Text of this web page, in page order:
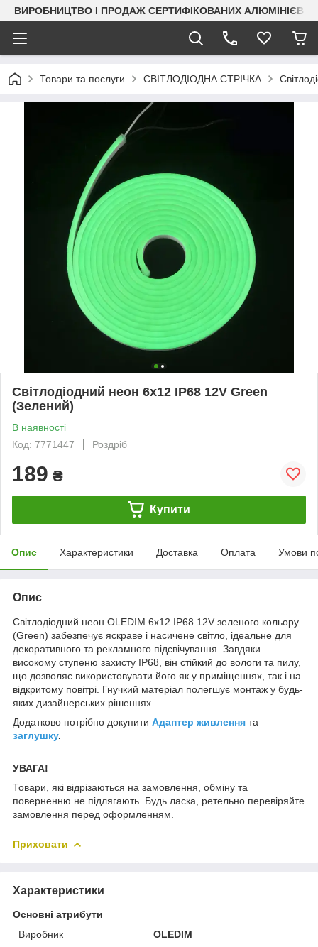
ВИРОБНИЦТВО І ПРОДАЖ СЕРТИФІКОВАНИХ
Товари та послуги СВІТЛОДІОДНА СТРІЧКА
Світлодіодний неон 6x12 IP68 12V Green
(Зелений)
В наявності
Код: 7771447
Роздріб
189 ₴
Купити
Опис Характеристики Доставка Оплата Умови
Опис
Світлодіодний неон OLEDIM 6x12 IP68 12V зеленого кольору
(Green) забезпечує яскраве і насичене світло, ідеальне для
декоративного та рекламного підсвічування. Завдяки
високому ступеню захисту IP68, він стійкий до вологи та пилу,
що дозволяє використовувати його як у приміщеннях, так і на
відкритому повітрі. Гнучкий матеріал полегшує монтаж у будь-
яких дизайнерських рішеннях.
Додатково потрібно докупити Адаптер живлення та
заглушку.
УВАГА!
Товари, які відрізаються на замовлення, обміну та
поверненню не підлягають. Будь ласка, ретельно перевіряйте
замовлення перед оформленням.
Приховати
Характеристики
Основні атрибути
Виробник
OLEDIM